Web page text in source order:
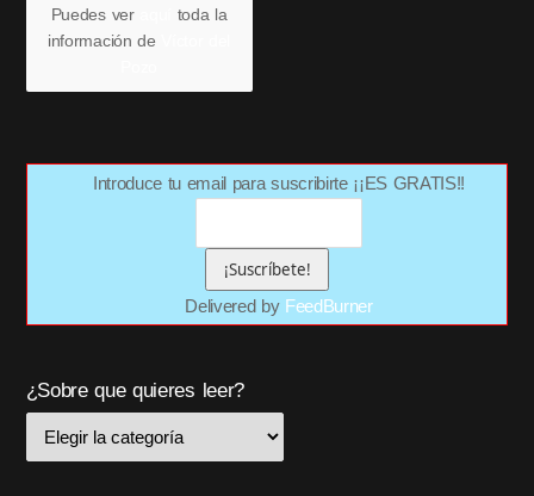
Puedes ver
toda la
información de
Introduce tu email para suscribirte ¡¡ES GRATIS!!
Delivered by FeedBurner
¿Sobre que quieres leer?